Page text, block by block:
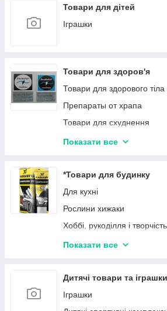
Товари для дітей
Іграшки
Товари для здоров'я
Товари для здорового тіла
Препараты от храпа
Товари для схуднення
Товари для нарощування
Натуральні препарати для
Засоби для догляду за
Показати все
*Товари для будинку
Для кухні
Рослини хижаки
Хоббі, рукоділля і творчість
Мебель
Годинник
Декор для будинку
Показати все
Дитячі товари та іграшки
Іграшки